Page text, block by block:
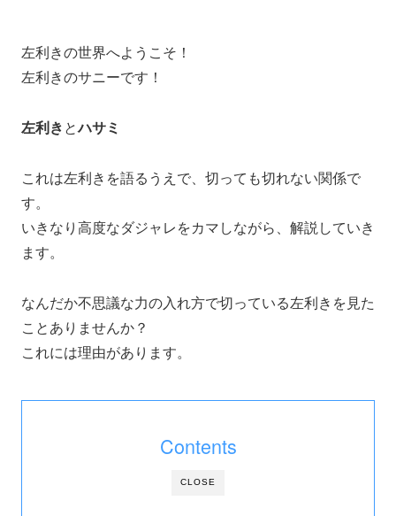
左利きの世界へようこそ！
左利きのサニーです！
左利きとハサミ
これは左利きを語るうえで、切っても切れない関係で
す。
いきなり高度なダジャレをカマしながら、解説していき
ます。
なんだか不思議な力の入れ方で切っている左利きを見た
ことありませんか？
これには理由があります。
CLOSE
Contents